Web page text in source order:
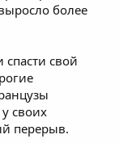
более
свой
своих
перерыв.